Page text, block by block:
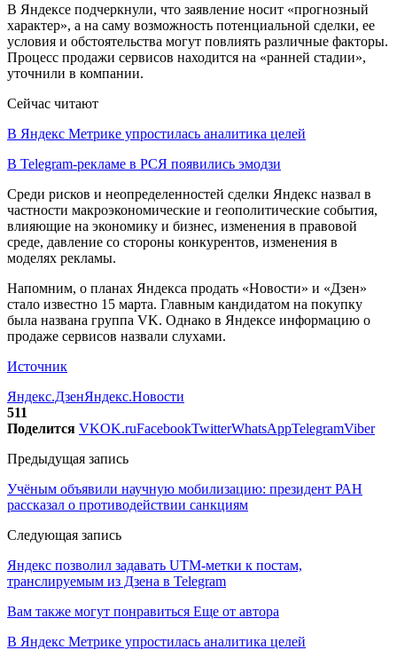
В Яндексе подчеркнули, что заявление носит «прогнозный
характер», а на саму возможность потенциальной сделки, ее
условия и обстоятельства могут повлиять различные факторы.
Процесс продажи сервисов находится на «ранней стадии»,
уточнили в компании.
Сейчас читают
В Яндекс Метрике упростилась аналитика целей
В Telegram-рекламе в РСЯ появились эмодзи
Среди рисков и неопределенностей сделки Яндекс назвал в
частности макроэкономические и геополитические события,
влияющие на экономику и бизнес, изменения в правовой
среде, давление со стороны конкурентов, изменения в
моделях рекламы.
Напомним, о планах Яндекса продать «Новости» и «Дзен»
стало известно 15 марта. Главным кандидатом на покупку
была названа группа VK. Однако в Яндексе информацию о
продаже сервисов назвали слухами.
Источник
Яндекс.ДзенЯндекс.Новости
511
Поделится VKOK.ruFacebookTwitterWhatsAppTelegramViber
Предыдущая запись
Учёным объявили научную мобилизацию: президент РАН
рассказал о противодействии санкциям
Следующая запись
Яндекс позволил задавать UTM-метки к постам,
транслируемым из Дзена в Telegram
Вам также могут понравиться Еще от автора
В Яндекс Метрике упростилась аналитика целей